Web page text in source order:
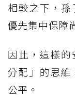
相較之下，
優先集中保障
因此，這樣
分配」的思維
公平。